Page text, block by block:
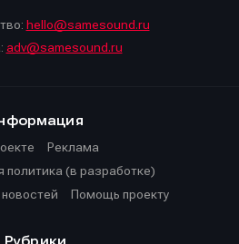
hello@samesound.ru
adv@samesound.ru
Реклама
политика (в разработке)
Помощь проекту